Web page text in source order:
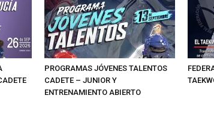
PROGRAMAS JÓVENES TALENTOS
CADETE – JUNIOR Y
ENTRENAMIENTO ABIERTO